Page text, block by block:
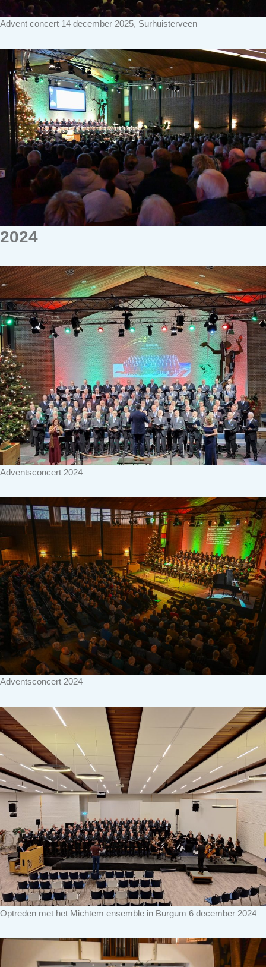
Advent concert 14 december 2025, Surhuisterveen
2024
Adventsconcert 2024
Adventsconcert 2024
Optreden met het Michtem ensemble in Burgum 6 december 2024